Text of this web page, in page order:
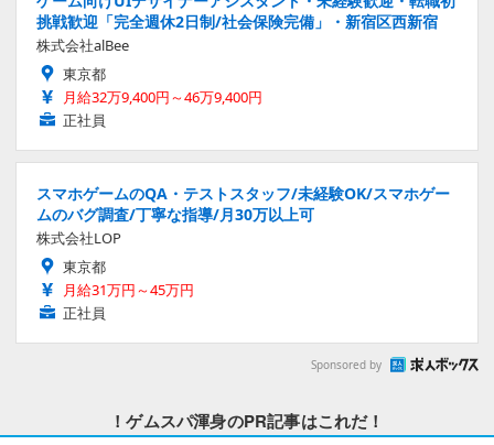
挑戦歓迎「完全週休2日制/社会保険完備」・新宿区西新宿
株式会社alBee
東京都
月給32万9,400円～46万9,400円
正社員
スマホゲームのQA・テストスタッフ/未経験OK/スマホゲー
ムのバグ調査/丁寧な指導/月30万以上可
株式会社LOP
東京都
月給31万円～45万円
正社員
Sponsored by
！ゲムスパ渾身のPR記事はこれだ！